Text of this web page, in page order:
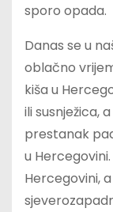
sporo opada.
Danas se u
oblačno
kiša u
ili susnježica,
prestanak
u
Hercegovini,